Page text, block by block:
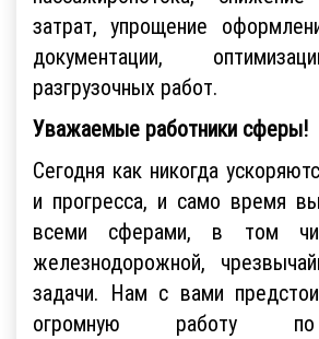
затрат, упрощение
документации,
разгрузочных работ.
Уважаемые работники сферы!
Сегодня как никогда
и прогресса, и само время
всеми сферами, в том
железнодорожной,
задачи. Нам с вами
огромную работу